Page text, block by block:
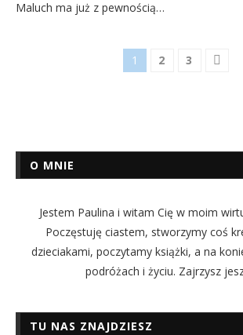
Maluch ma już z pewnością…
1 2 3
O MNIE
Jestem Paulina i witam Cię w moim
Poczęstuję ciastem, stworzymy coś
dzieciakami, poczytamy książki, a na
podróżach i życiu. Zajrzysz
TU NAS ZNAJDZIESZ